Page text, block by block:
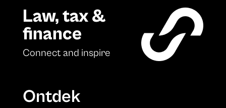
Law, tax &
finance
Connect and inspire
Ontdek